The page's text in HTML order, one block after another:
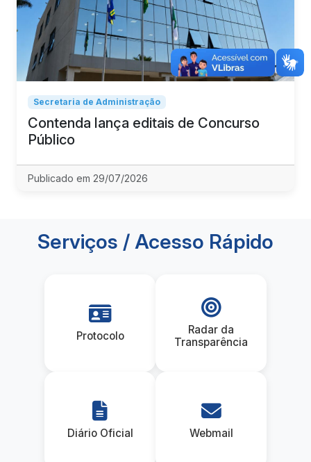
Secretaria de Administração
Contenda lança editais de Concurso
Público
Publicado em 29/07/2026
Serviços / Acesso Rápido
Protocolo
Radar da
Transparência
Diário Oficial Webmail